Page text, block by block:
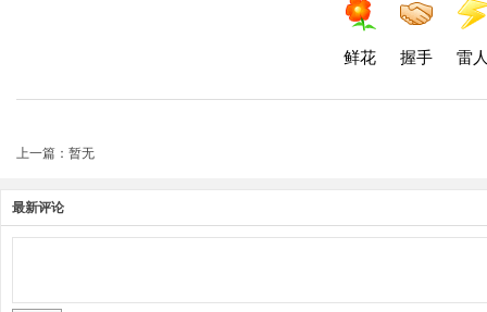
鲜花 握手 雷
上一篇：暂无
最新评论